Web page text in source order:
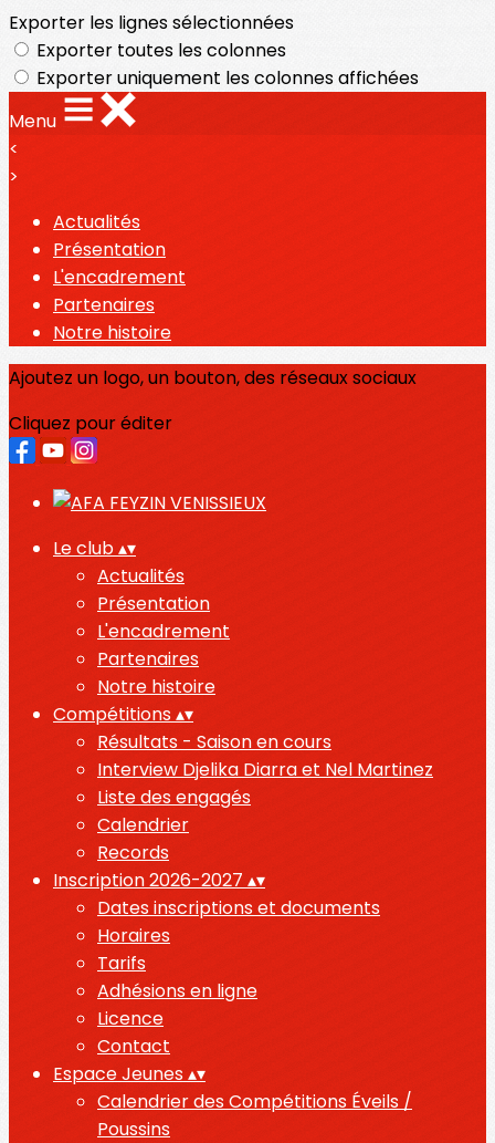
Exporter les lignes sélectionnées
Exporter toutes les colonnes
Exporter uniquement les colonnes affichées
Menu
<
>
Actualités
Présentation
L'encadrement
Partenaires
Notre histoire
Ajoutez un logo, un bouton, des réseaux sociaux
Cliquez pour éditer
Le club▴▾
Actualités
Présentation
L'encadrement
Partenaires
Notre histoire
Compétitions▴▾
Résultats - Saison en cours
Interview Djelika Diarra et Nel Martinez
Liste des engagés
Calendrier
Records
Inscription 2026-2027 ▴▾
Dates inscriptions et documents
Horaires
Tarifs
Adhésions en ligne
Licence
Contact
Espace Jeunes▴▾
Calendrier des Compétitions Éveils /
Poussins